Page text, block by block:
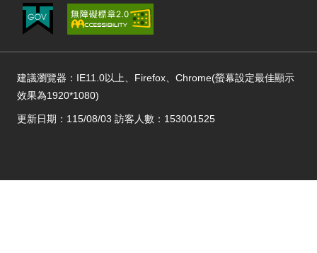
建議瀏覽器：IE11.0以上、Firefox、Chrome(螢幕設定最佳顯示
效果為1920*1080)
更新日期：115/08/03 訪客人數：153001525